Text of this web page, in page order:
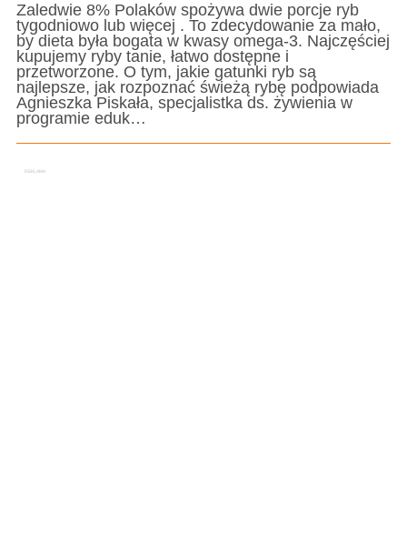
Zaledwie 8% Polaków spożywa dwie porcje ryb
tygodniowo lub więcej . To zdecydowanie za mało,
by dieta była bogata w kwasy omega-3. Najczęściej
kupujemy ryby tanie, łatwo dostępne i
przetworzone. O tym, jakie gatunki ryb są
najlepsze, jak rozpoznać świeżą rybę podpowiada
Agnieszka Piskała, specjalistka ds. żywienia w
programie eduk…